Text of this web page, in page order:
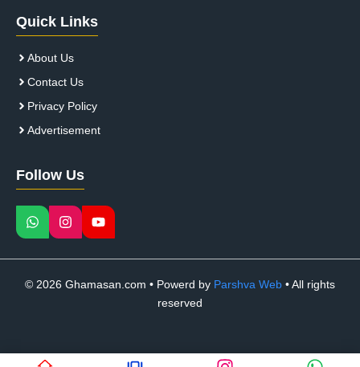
Quick Links
About Us
Contact Us
Privacy Policy
Advertisement
Follow Us
© 2026 Ghamasan.com • Powerd by Parshva Web • All rights
reserved